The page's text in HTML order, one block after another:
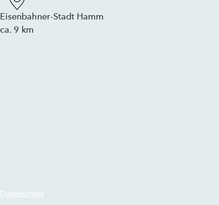
Eisenbahner-Stadt Hamm
ca. 9 km
Datenschutz